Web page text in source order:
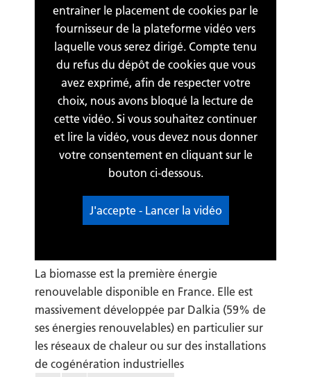
entraîner le placement de cookies par le
fournisseur de la plateforme vidéo vers
laquelle vous serez dirigé. Compte tenu
du refus du dépôt de cookies que vous
avez exprimé, afin de respecter votre
choix, nous avons bloqué la lecture de
cette vidéo. Si vous souhaitez continuer
et lire la vidéo, vous devez nous donner
votre consentement en cliquant sur le
bouton ci-dessous.
J'accepte - Lancer la vidéo
La biomasse est la première énergie
renouvelable disponible en France. Elle est
massivement développée par Dalkia (59% de
ses énergies renouvelables) en particulier sur
les réseaux de chaleur ou sur des installations
de cogénération industrielles